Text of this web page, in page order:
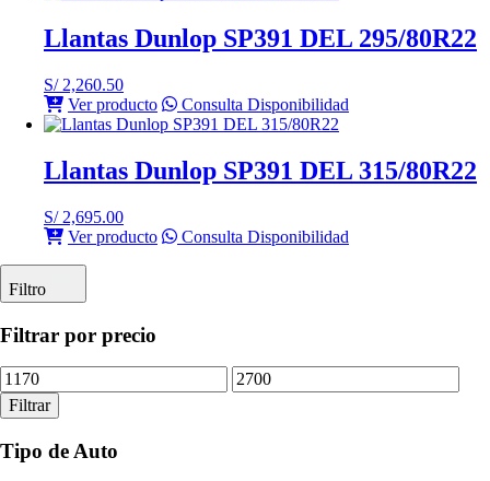
Llantas Dunlop SP391 DEL 295/80R22
S/2,260.50
Ver producto
Consulta Disponibilidad
Llantas Dunlop SP391 DEL 315/80R22
S/2,695.00
Ver producto
Consulta Disponibilidad
Filtro
Filtrar por precio
Precio
mínimo
Precio
máximo
Filtrar
Tipo de Auto